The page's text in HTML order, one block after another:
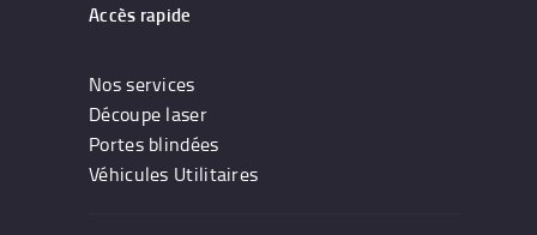
Accès rapide
Nos services
Découpe laser
Portes blindées
Véhicules Utilitaires